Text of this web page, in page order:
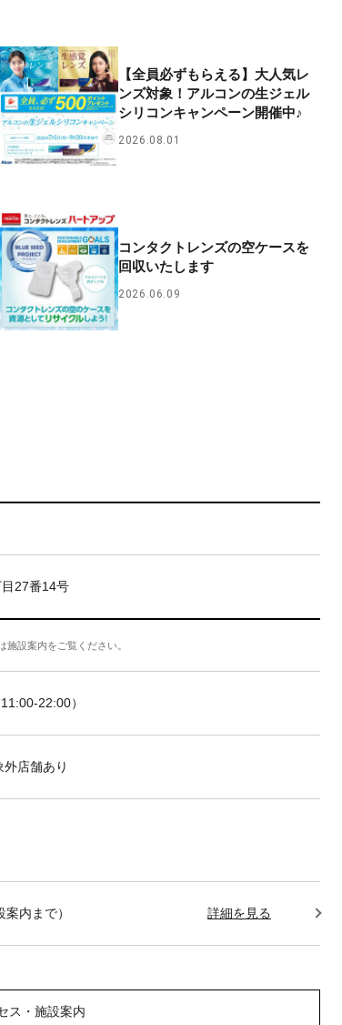
【全員必ずもらえる】大人気レ
ンズ対象！アルコンの生ジェル
シリコンキャンペーン開催中♪
2026.08.01
コンタクトレンズの空ケースを
回収いたします
2026.06.09
27番14号
設案内をご覧ください。
22:00）
店舗あり
内まで） 詳細を見る
ス・施設案内